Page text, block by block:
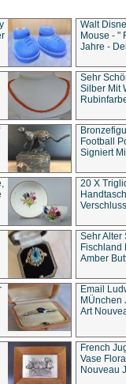
Walt
Mouse - "
Jahre -
Sehr
Silber Mit
Football
Signiert
20 X
Sehr Alter
Fischland
Amber
Email
MÜnchen
Art
French
Vase
Nouveau